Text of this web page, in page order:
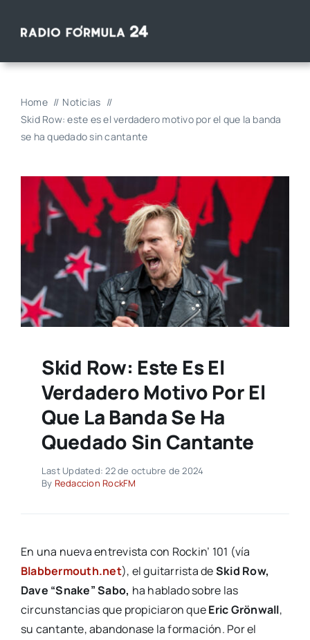
Home
Noticias
Skid Row: este es el verdadero motivo por el que la banda
se ha quedado sin cantante
Skid Row: Este Es El
Verdadero Motivo Por El
Que La Banda Se Ha
Quedado Sin Cantante
Last Updated: 22 de octubre de 2024
By Redaccion RockFM
En una nueva entrevista con Rockin’ 101 (vía
Blabbermouth.net), el guitarrista deSkid Row,
Dave “Snake” Sabo, ha hablado sobre las
circunstancias que propiciaron queEric Grönwall,
su cantante, abandonase la formación. Por el